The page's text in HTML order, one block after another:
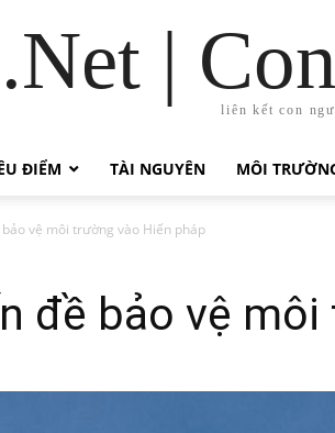
|
liên kết con
ĐIỂM TÀI NGUYÊN MÔI
vệ môi trường vào Hiến pháp
đề bảo vệ